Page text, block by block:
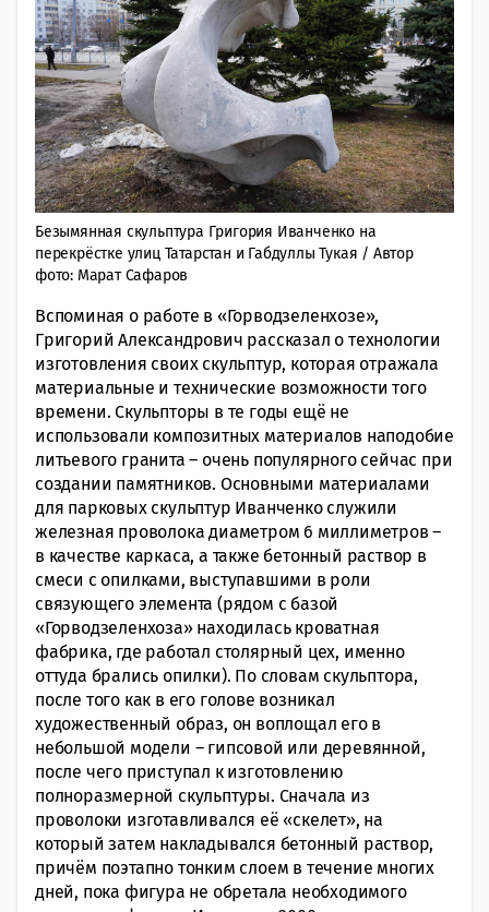
Безымянная скульптура Григория Иванченко на
перекрёстке улиц Татарстан и Габдуллы Тукая / Автор
фото: Марат Сафаров
Вспоминая о работе в «Горводзеленхозе»,
Григорий Александрович рассказал о технологии
изготовления своих скульптур, которая отражала
материальные и технические возможности того
времени. Скульпторы в те годы ещё не
использовали композитных материалов наподобие
литьевого гранита – очень популярного сейчас при
создании памятников. Основными материалами
для парковых скульптур Иванченко служили
железная проволока диаметром 6 миллиметров –
в качестве каркаса, а также бетонный раствор в
смеси с опилками, выступавшими в роли
связующего элемента (рядом с базой
«Горводзеленхоза» находилась кроватная
фабрика, где работал столярный цех, именно
оттуда брались опилки). По словам скульптора,
после того как в его голове возникал
художественный образ, он воплощал его в
небольшой модели – гипсовой или деревянной,
после чего приступал к изготовлению
полноразмерной скульптуры. Сначала из
проволоки изготавливался её «скелет», на
который затем накладывался бетонный раствор,
причём поэтапно тонким слоем в течение многих
дней, пока фигура не обретала необходимого